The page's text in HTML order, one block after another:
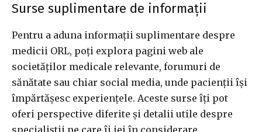
Surse suplimentare de informații
Pentru a aduna informații suplimentare despre
medicii ORL, poți explora pagini web ale
societăților medicale relevante, forumuri de
sănătate sau chiar social media, unde pacienții își
împărtășesc experiențele. Aceste surse îți pot
oferi perspective diferite și detalii utile despre